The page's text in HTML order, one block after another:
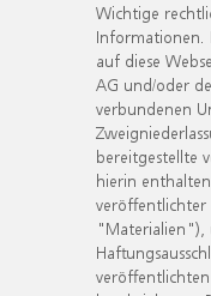
Wichtige
Informationen.
auf diese
AG und/oder
verbundenen
bereitgestellte
hierin
veröffentlichter
"Materialien"),